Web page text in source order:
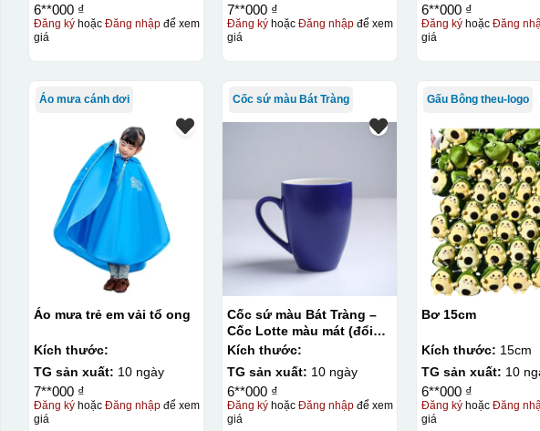
6**000 ₫
Đăng kýhoặc Đăng nhậpđể xem
giá
7**000 ₫
Đăng ký hoặcĐăng nhập để xem
giá
6**000 ₫
Đăng kýhoặc Đăng
giá
Áo mưa cánh dơi
Áo mưa trẻ em vải tổ ong
Kích thước:
TG sản xuất: 10 ngày
7**000 ₫
Đăng kýhoặc Đăng nhậpđể xem
giá
Cốc sứ màu Bát Tràng
Cốc sứ màu Bát Tràng –
Cốc Lotte màu mát (đổi
quai)
Kích thước:
TG sản xuất: 10 ngày
6**000 ₫
Đăng ký hoặcĐăng nhập để xem
giá
Gấu Bông theu-logo
Bơ 15cm
Kích thước: 15cm
TG sản xuất: 10
6**000 ₫
Đăng kýhoặc Đăng
giá